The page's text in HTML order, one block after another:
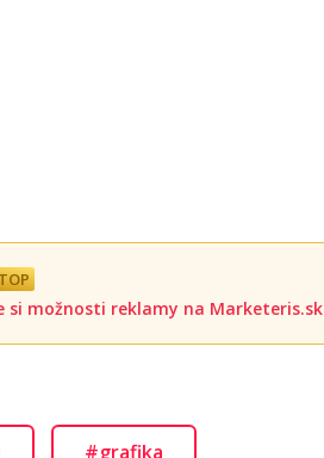
si možnosti reklamy na Marketeris.sk
#grafika